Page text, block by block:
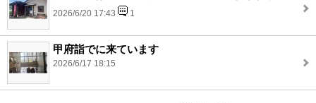
2026/6/20 17:43 1
甲府詣でに来ています
2026/6/17 18:15